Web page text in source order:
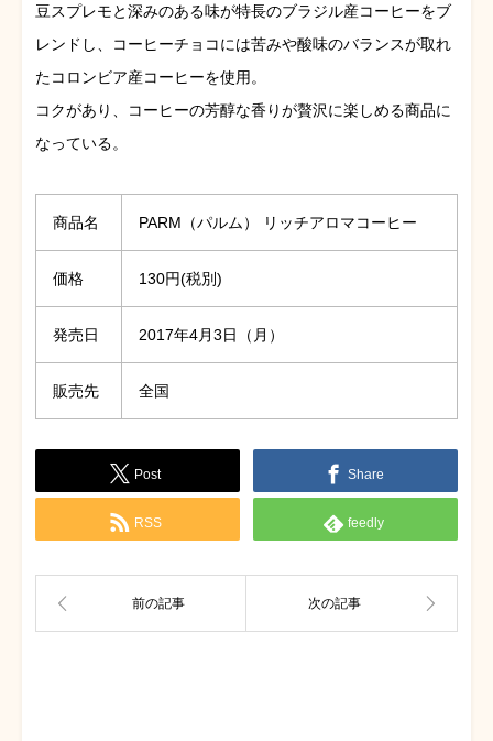
豆スプレモと深みのある味が特長のブラジル産コーヒーをブ
レンドし、コーヒーチョコには苦みや酸味のバランスが取れ
たコロンビア産コーヒーを使用。
コクがあり、コーヒーの芳醇な香りが贅沢に楽しめる商品に
なっている。
商品名 PARM（パルム） リッチアロマコーヒー
価格 130円(税別)
発売日 2017年4月3日（月）
販売先 全国
Post Share
RSS feedly